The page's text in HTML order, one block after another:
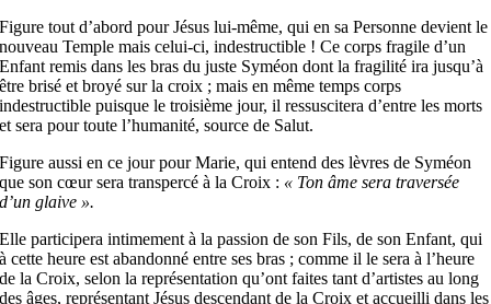
Figure tout d’abord pour Jésus lui-même, qui en sa Personne devient le
nouveau Temple mais celui-ci, indestructible ! Ce corps fragile d’un
Enfant remis dans les bras du juste Syméon dont la fragilité ira jusqu’à
être brisé et broyé sur la croix ; mais en même temps corps
indestructible puisque le troisième jour, il ressuscitera d’entre les morts
et sera pour toute l’humanité, source de Salut.
Figure aussi en ce jour pour Marie, qui entend des lèvres de Syméon
que son cœur sera transpercé à la Croix : « Ton âme sera traversée
d’un glaive ».
Elle participera intimement à la passion de son Fils, de son Enfant, qui
à cette heure est abandonné entre ses bras ; comme il le sera à l’heure
de la Croix, selon la représentation qu’ont faites tant d’artistes au long
des âges, représentant Jésus descendant de la Croix et accueilli dans les